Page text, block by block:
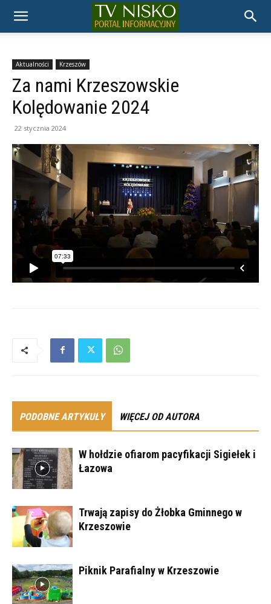
TELEWIZJA
NISKO
Aktualności Krzeszów
Za nami Krzeszowskie
Kolędowanie 2024
22 stycznia 2024
PODOBNE ARTYKUŁY WIĘCEJ OD AUTORA
W hołdzie ofiarom pacyfikacji Sigiełek i
Łazowa
Trwają zapisy do Żłobka Gminnego w
Krzeszowie
Piknik Parafialny w Krzeszowie